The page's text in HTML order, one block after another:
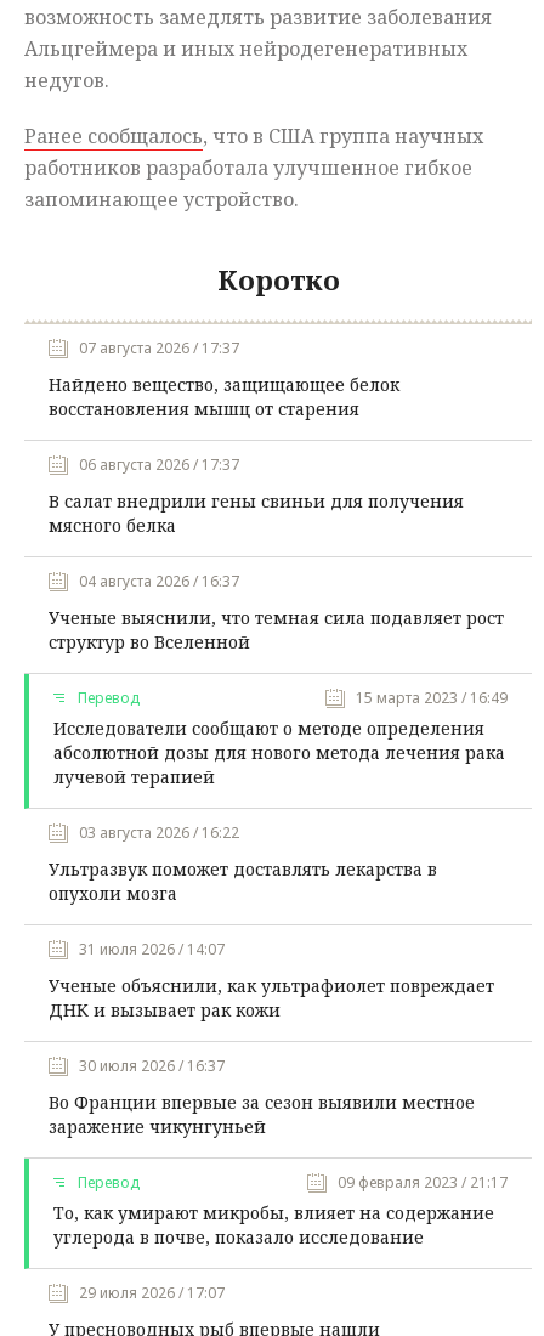
возможность замедлять развитие заболевания
Альцгеймера и иных нейродегенеративных
недугов.
Ранее сообщалось, что в США группа научных
работников разработала улучшенное гибкое
запоминающее устройство.
Коротко
07 августа 2026 / 17:37
Найдено вещество, защищающее белок
восстановления мышц от старения
06 августа 2026 / 17:37
В салат внедрили гены свиньи для получения
мясного белка
04 августа 2026 / 16:37
Ученые выяснили, что темная сила подавляет рост
структур во Вселенной
Перевод 15 марта 2023 / 16:49
Исследователи сообщают о методе определения
абсолютной дозы для нового метода лечения рака
лучевой терапией
03 августа 2026 / 16:22
Ультразвук поможет доставлять лекарства в
опухоли мозга
31 июля 2026 / 14:07
Ученые объяснили, как ультрафиолет повреждает
ДНК и вызывает рак кожи
30 июля 2026 / 16:37
Во Франции впервые за сезон выявили местное
заражение чикунгуньей
Перевод 09 февраля 2023 / 21:17
То, как умирают микробы, влияет на содержание
углерода в почве, показало исследование
29 июля 2026 / 17:07
У пресноводных рыб впервые нашли